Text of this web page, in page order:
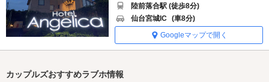
陸前落合駅 (徒歩8分)
仙台宮城IC (車8分)
Googleマップで開く
カップルズおすすめラブホ情報